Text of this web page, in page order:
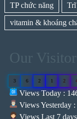
TP chức năng Trĩ
vitamin & khoáng
Our Visitor
3 6 2 1 2
Views Today :
Views Yesterday :
Views Last 7